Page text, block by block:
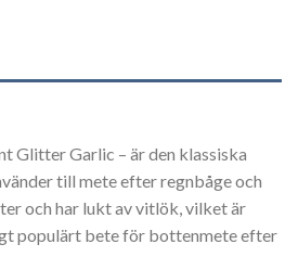
Glitter Garlic – är den klassiska
till mete efter regnbåge och
och har lukt av vitlök, vilket är
populärt bete för bottenmete efter